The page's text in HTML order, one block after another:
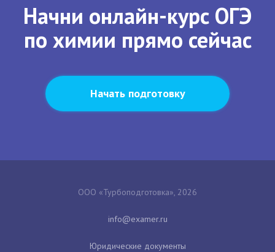
Начни онлайн-курс ОГЭ
по химии прямо сейчас
Начать подготовку
ООО «Турбоподготовка», 2026
Юридические документы